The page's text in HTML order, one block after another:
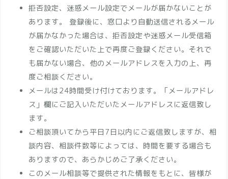
拒否設定、迷惑メール設定でメールが届かないことが
あります。 登録後に、窓口より自動送信されるメール
が届かなかった場合は、拒否設定や迷惑メール受信箱
をご確認いただいた上で再度ご登録ください。それで
も届かない場合、他のメールアドレスを入力の上、再
度ご相談ください。
メールは24時間受け付けております。「メールアドレ
ス」欄にご記入いただいたメールアドレスに返信致し
ます。
ご相談頂いてから平日7日以内にご返信致しますが、相
談内容、相談件数等によっては、時間を要する場合も
ありますので、あらかじめご了承ください。
このメール相談等で提供された情報をもとに、皆様が